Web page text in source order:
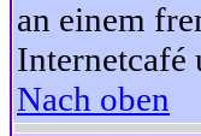
an einem
Internetcafé
Nach oben